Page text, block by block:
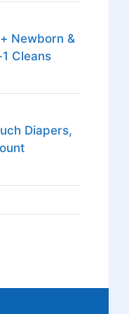
Newborn &
Cleans
Diapers,